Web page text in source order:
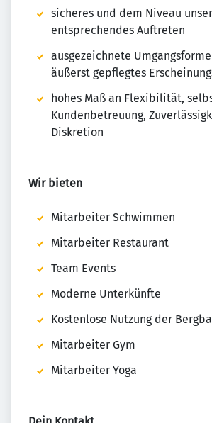
sicheres und dem Niveau
entsprechendes Auftreten
ausgezeichnete
äußerst gepflegtes
hohes Maß an Flexibilität,
Kundenbetreuung,
Diskretion
Wir bieten
Mitarbeiter Schwimmen
Mitarbeiter Restaurant
Team Events
Moderne Unterkünfte
Kostenlose Nutzung der
Mitarbeiter Gym
Mitarbeiter Yoga